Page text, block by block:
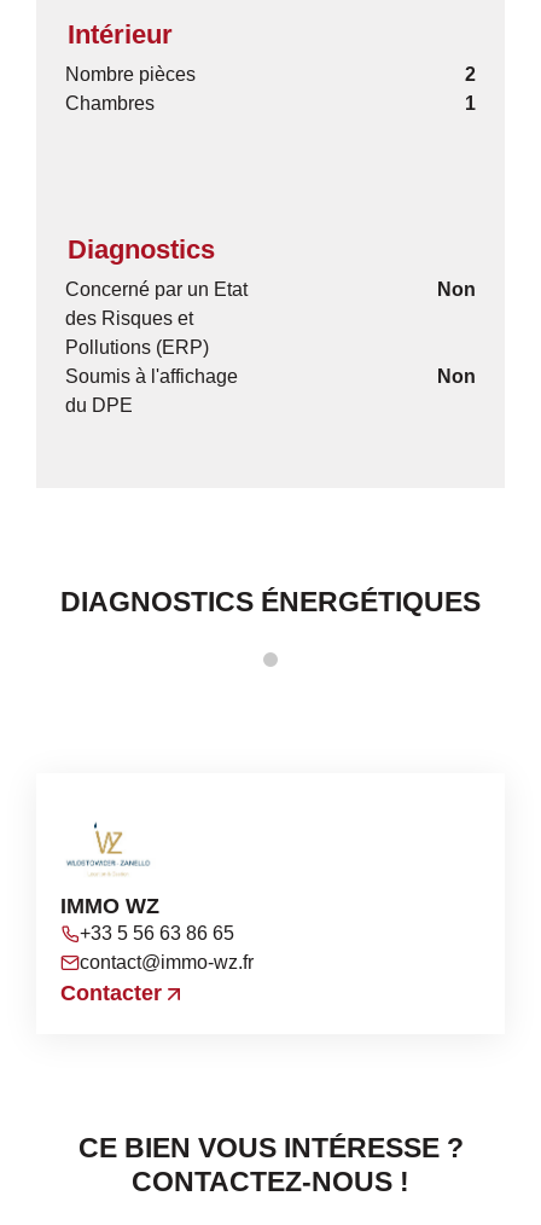
Intérieur
Nombre pièces
2
Chambres
1
Diagnostics
Concerné par un Etat
des Risques et
Pollutions (ERP)
Non
Soumis à l'affichage
du DPE
Non
DIAGNOSTICS ÉNERGÉTIQUES
IMMO WZ
+33 5 56 63 86 65
contact@immo-wz.fr
Contacter
CE BIEN VOUS INTÉRESSE ?
CONTACTEZ-NOUS !